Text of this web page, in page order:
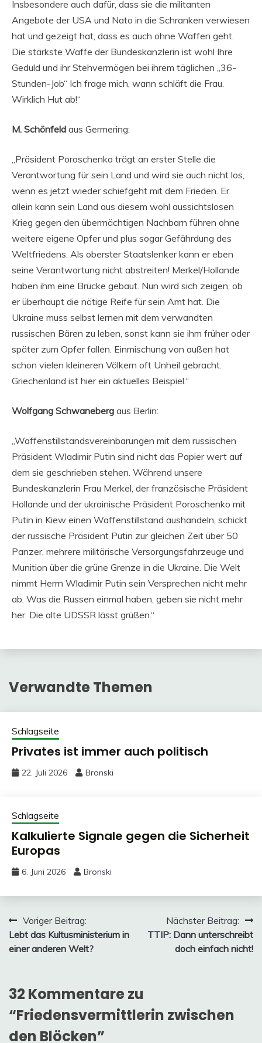
Insbesondere auch dafür, dass sie die militanten
Angebote der USA und Nato in die Schranken verwiesen
hat und gezeigt hat, dass es auch ohne Waffen geht.
Die stärkste Waffe der Bundeskanzlerin ist wohl Ihre
Geduld und ihr Stehvermögen bei ihrem täglichen „36-
Stunden-Job“ Ich frage mich, wann schläft die Frau.
Wirklich Hut ab!“
M. Schönfeld aus Germering:
„Präsident Poroschenko trägt an erster Stelle die
Verantwortung für sein Land und wird sie auch nicht los,
wenn es jetzt wieder schiefgeht mit dem Frieden. Er
allein kann sein Land aus diesem wohl aussichtslosen
Krieg gegen den übermächtigen Nachbarn führen ohne
weitere eigene Opfer und plus sogar Gefährdung des
Weltfriedens. Als oberster Staatslenker kann er eben
seine Verantwortung nicht abstreiten! Merkel/Hollande
haben ihm eine Brücke gebaut. Nun wird sich zeigen, ob
er überhaupt die nötige Reife für sein Amt hat. Die
Ukraine muss selbst lernen mit dem verwandten
russischen Bären zu leben, sonst kann sie ihm früher oder
später zum Opfer fallen. Einmischung von außen hat
schon vielen kleineren Völkern oft Unheil gebracht.
Griechenland ist hier ein aktuelles Beispiel.“
Wolfgang Schwaneberg aus Berlin:
„Waffenstillstandsvereinbarungen mit dem russischen
Präsident Wladimir Putin sind nicht das Papier wert auf
dem sie geschrieben stehen. Während unsere
Bundeskanzlerin Frau Merkel, der französische Präsident
Hollande und der ukrainische Präsident Poroschenko mit
Putin in Kiew einen Waffenstillstand aushandeln, schickt
der russische Präsident Putin zur gleichen Zeit über 50
Panzer, mehrere militärische Versorgungsfahrzeuge und
Munition über die grüne Grenze in die Ukraine. Die Welt
nimmt Herrn Wladimir Putin sein Versprechen nicht mehr
ab. Was die Russen einmal haben, geben sie nicht mehr
her. Die alte UDSSR lässt grüßen.“
Verwandte Themen
Schlagseite
Privates ist immer auch politisch
22. Juli 2026 Bronski
Schlagseite
Kalkulierte Signale gegen die Sicherheit
Europas
6. Juni 2026 Bronski
Beitragsnavigation
Voriger Beitrag:
Lebt das Kultusministerium in
einer anderen Welt?
Nächster Beitrag:
TTIP: Dann unterschreibt
doch einfach nicht!
32 Kommentare zu
“Friedensvermittlerin zwischen
den Blöcken”